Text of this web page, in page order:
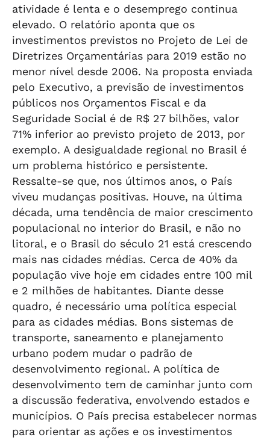
atividade é lenta e o desemprego continua
elevado. O relatório aponta que os
investimentos previstos no Projeto de Lei de
Diretrizes Orçamentárias para 2019 estão no
menor nível desde 2006. Na proposta enviada
pelo Executivo, a previsão de investimentos
públicos nos Orçamentos Fiscal e da
Seguridade Social é de R$ 27 bilhões, valor
71% inferior ao previsto projeto de 2013, por
exemplo. A desigualdade regional no Brasil é
um problema histórico e persistente.
Ressalte-se que, nos últimos anos, o País
viveu mudanças positivas. Houve, na última
década, uma tendência de maior crescimento
populacional no interior do Brasil, e não no
litoral, e o Brasil do século 21 está crescendo
mais nas cidades médias. Cerca de 40% da
população vive hoje em cidades entre 100 mil
e 2 milhões de habitantes. Diante desse
quadro, é necessário uma política especial
para as cidades médias. Bons sistemas de
transporte, saneamento e planejamento
urbano podem mudar o padrão de
desenvolvimento regional. A política de
desenvolvimento tem de caminhar junto com
a discussão federativa, envolvendo estados e
municípios. O País precisa estabelecer normas
para orientar as ações e os investimentos